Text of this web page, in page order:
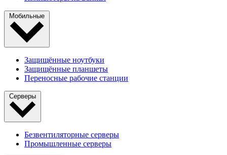
Мобильные
Защищённые ноутбуки
Защищённые планшеты
Переносные рабочие станции
Серверы
Безвентиляторные серверы
Промышленные серверы